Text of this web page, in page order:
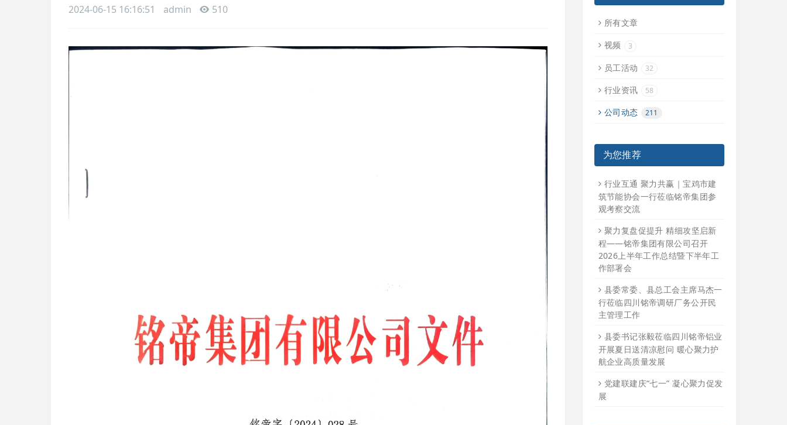
2024-06-15 16:16:51 admin 510
所有文章
视频
3
员工活动 32
行业资讯 58
公司动态 211
为您推荐
行业互通 聚力共赢｜宝鸡市建
筑节能协会一行莅临铭帝集团参
观考察交流
聚力复盘促提升 精细攻坚启新
程——铭帝集团有限公司召开
2026上半年工作总结暨下半年工
作部署会
县委常委、县总工会主席马杰一
行莅临四川铭帝调研厂务公开民
主管理工作
县委书记张毅莅临四川铭帝铝业
开展夏日送清凉慰问 暖心聚力护
航企业高质量发展
党建联建庆“七一” 凝心聚力促发
展